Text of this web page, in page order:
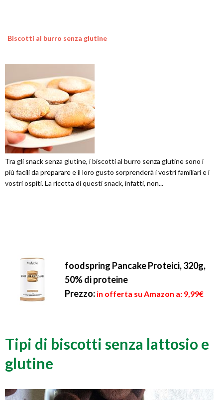
Biscotti al burro senza glutine
Tra gli snack senza glutine, i biscotti al burro senza glutine sono i
più facili da preparare e il loro gusto sorprenderà i vostri familiari e i
vostri ospiti. La ricetta di questi snack, infatti, non...
foodspring Pancake Proteici, 320g,
50% di proteine
Prezzo: in offerta su Amazon a: 9,99€
Tipi di biscotti senza lattosio e
glutine